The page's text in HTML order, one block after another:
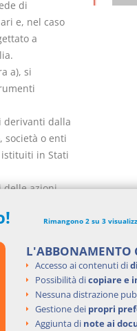
di
e, nel caso
a
a), si
derivanti dalla
società o enti
in Stati
delle azioni,
Rimangono 2 su 3
L'ABBONAMENTO
Accesso ai contenuti di
Possibilità dicopiare e
Nessuna distrazione
Gestione dei propri
Aggiunta di note ai